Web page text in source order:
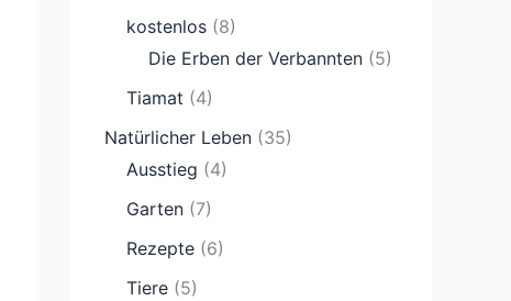
kostenlos (8)
Die Erben der Verbannten (5)
Tiamat (4)
Natürlicher Leben (35)
Ausstieg (4)
Garten (7)
Rezepte (6)
Tiere (5)